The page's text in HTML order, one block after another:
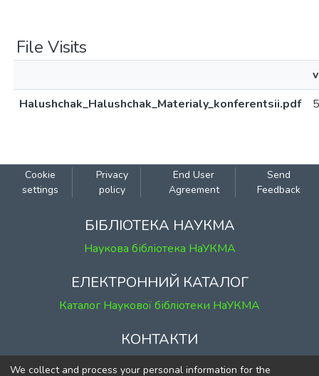
File Visits
Halushchak_Halushchak_Materialy_konferentsii.pdf
Cookie
settings
Privacy
policy
End User
Agreement
Send
Feedback
БІБЛІОТЕКА НАУКМА
Наукова бібліотека НаУКМА
ЕЛЕКТРОННИЙ КАТАЛОГ
Каталог Наукової бібліотеки НаУКМА
КОНТАКТИ
м. Київ, вул. Григорія Сковороди, 2
We collect and process your personal information for the